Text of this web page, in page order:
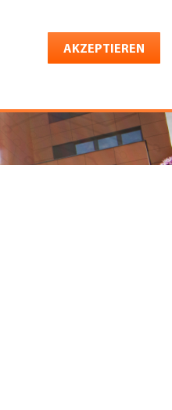
AKZEPTIEREN
Jobs & Karriere Shop